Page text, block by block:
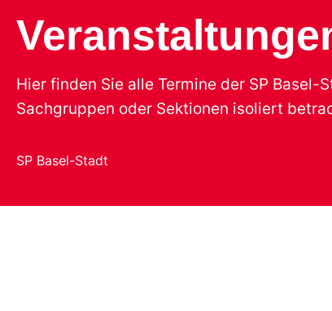
Hier finden Sie alle Termine der SP
Sachgruppen oder Sektionen isoliert
SP Basel-Stadt